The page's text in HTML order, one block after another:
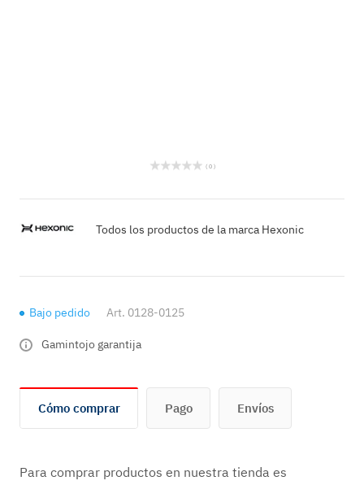
( 0 )
Todos los productos de la marca Hexonic
Bajo pedido Art. 0128-0125
Gamintojo garantija
Cómo comprar Pago Envíos
Para comprar productos en nuestra tienda es